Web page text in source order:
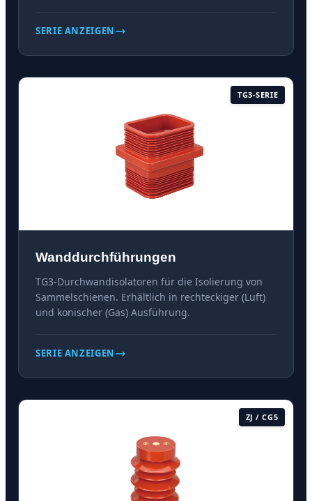
SERIE ANZEIGEN
TG3-SERIE
Wanddurchführungen
TG3-Durchwandisolatoren für die Isolierung von
Sammelschienen. Erhältlich in rechteckiger (Luft)
und konischer (Gas) Ausführung.
SERIE ANZEIGEN
ZJ / CG5